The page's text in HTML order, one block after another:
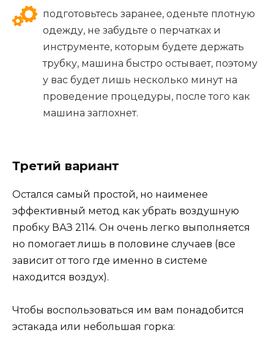
подготовьтесь заранее, оденьте плотную
одежду, не забудьте о перчатках и
инструменте, которым будете держать
трубку, машина быстро остывает, поэтому
у вас будет лишь несколько минут на
проведение процедуры, после того как
машина заглохнет.
Третий вариант
Остался самый простой, но наименее
эффективный метод как убрать воздушную
пробку ВАЗ 2114. Он очень легко выполняется
но помогает лишь в половине случаев (все
зависит от того где именно в системе
находится воздух).
Чтобы воспользоваться им вам понадобится
эстакада или небольшая горка: